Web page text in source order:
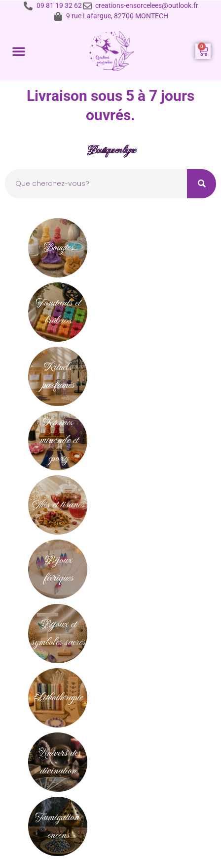
09 81 19 32 62
creations-ensorcelees@outlook.fr
9 rue Lafargue, 82700 MONTECH
Livraison sous 5 à 7 jours
ouvrés.
Boutique en ligne
Bougies
Fondants et
brûleurs
Rituels
parfumés
Résines
minérale et
époxy
Thés et tisanes
Bijoux
féériques
Bijoux et
symboles sacrés
Lithothérapie
Univers de
divination
Fumigation,
encens